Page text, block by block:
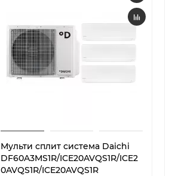
Мульти сплит система Daichi
DF60A3MS1R/ICE20AVQS1R/ICE2
0AVQS1R/ICE20AVQS1R